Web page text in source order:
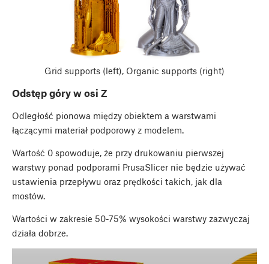
Grid supports (left), Organic supports (right)
Odstęp góry w osi Z
Odległość pionowa między obiektem a warstwami
łączącymi materiał podporowy z modelem.
Wartość 0 spowoduje, że przy drukowaniu pierwszej
warstwy ponad podporami PrusaSlicer nie będzie używać
ustawienia przepływu oraz prędkości takich, jak dla
mostów.
Wartości w zakresie 50-75% wysokości warstwy zazwyczaj
działa dobrze.